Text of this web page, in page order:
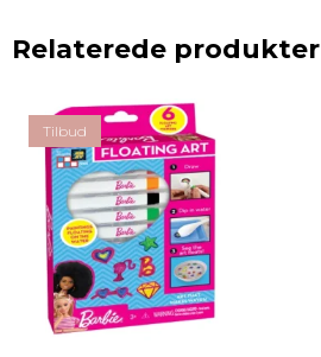
Relaterede produkter
Tilbud